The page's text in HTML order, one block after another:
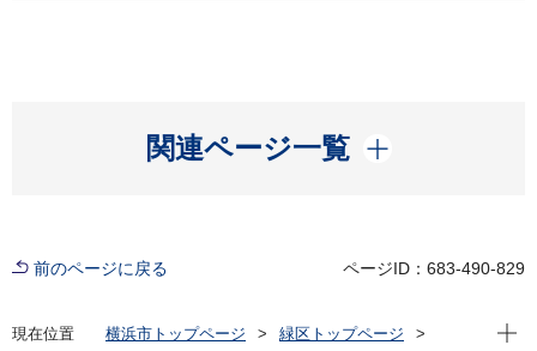
関連ページ一覧
開く
前のページに戻る ページID：683-490-829
現在位置 横浜市トップページ
緑区トップページ
現在